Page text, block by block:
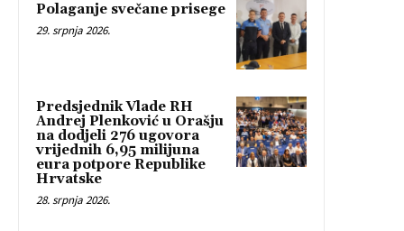
Polaganje svečane prisege
29. srpnja 2026.
Predsjednik Vlade RH
Andrej Plenković u Orašju
na dodjeli 276 ugovora
vrijednih 6,95 milijuna
eura potpore Republike
Hrvatske
28. srpnja 2026.